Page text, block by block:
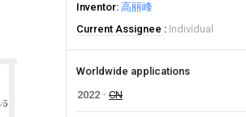
Inventor 高丽峰
Current Assignee
Individual
Worldwide applications
2022
CN